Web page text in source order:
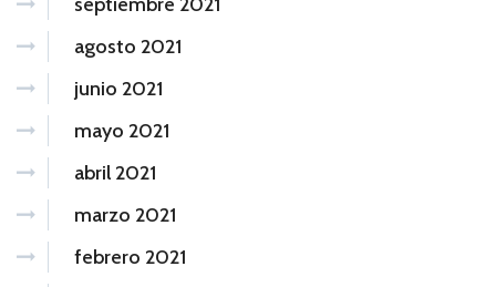
agosto 2021
junio 2021
mayo 2021
abril 2021
marzo 2021
febrero 2021